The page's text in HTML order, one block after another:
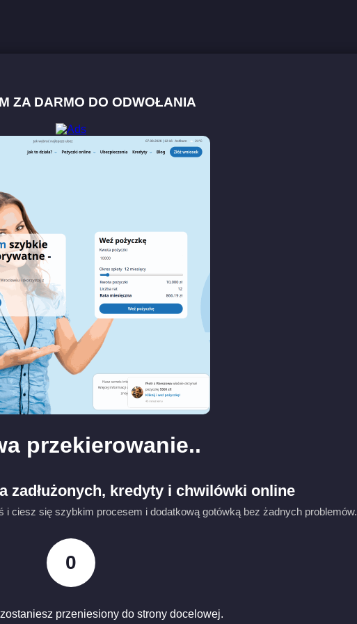
ZA DARMO DO ODWOŁANIA
przekierowanie..
zadłużonych, kredyty i chwilówki online
i ciesz się szybkim procesem i dodatkową gotówką bez żadnych problemów.
0
przeniesiony do strony docelowej.